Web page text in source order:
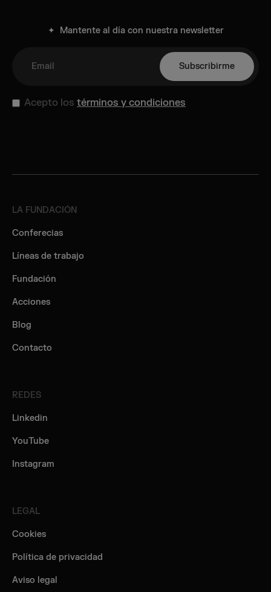
✦ Mantente al día con nuestra newsletter
Acepto los términos y condiciones
LA FUNDACIÓN
Conferecias
Líneas de trabajo
Fundación
Acciones
Blog
Contacto
REDES
Linkedin
YouTube
Instagram
LEGAL
Cookies
Política de privacidad
Aviso legal